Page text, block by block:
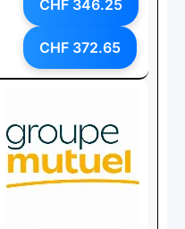
CHF 346.25
CHF 372.65